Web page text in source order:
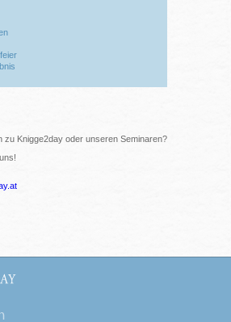
zu Knigge2day oder unseren Seminaren?